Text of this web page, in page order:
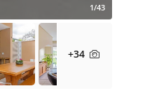
1/43
+34